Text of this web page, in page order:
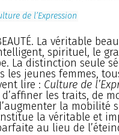
de l’Expression
BEAUTÉ. La véritable
spirituel, le
La distinction seule
les jeunes femmes,
lire : Culture de
les traits, de
la mobilité
la véritable et
au lieu de